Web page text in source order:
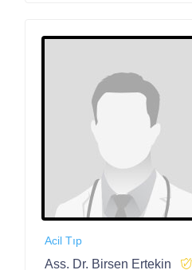
Acil Tıp
Ass. Dr. Birsen Ertekin